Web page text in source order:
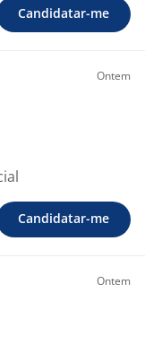
Candidatar-me
Ontem
Candidatar-me
Ontem